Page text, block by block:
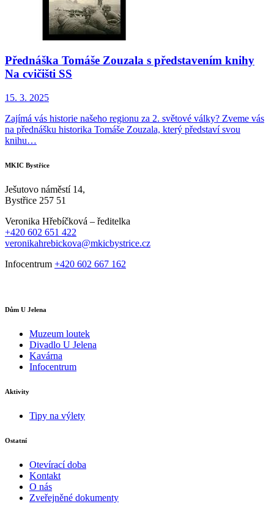
Přednáška Tomáše Zouzala s představením knihy
Na cvičišti SS
15. 3. 2025
Zajímá vás historie našeho regionu za 2. světové války? Zveme vás
na přednášku historika Tomáše Zouzala, který představí svou
knihu…
MKIC Bystřice
Ješutovo náměstí 14,
Bystřice 257 51
Veronika Hřebíčková – ředitelka
+420 602 651 422
veronikahrebickova@mkicbystrice.cz
Infocentrum +420 602 667 162
Dům U Jelena
Muzeum loutek
Divadlo U Jelena
Kavárna
Infocentrum
Aktivity
Tipy na výlety
Ostatní
Otevírací doba
Kontakt
O nás
Zveřejněné dokumenty